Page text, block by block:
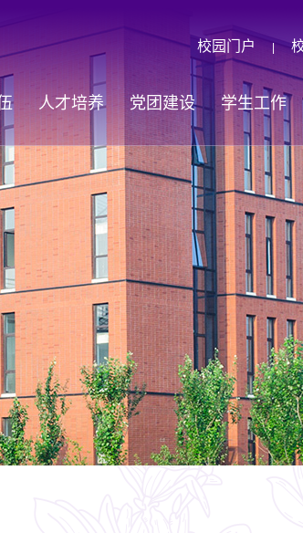
校园门户 |
人才培养 党团建设 学生工作